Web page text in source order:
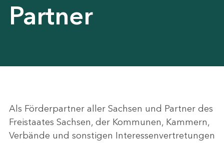
Partner
Als Förderpartner aller Sachsen und Partner des
Freistaates Sachsen, der Kommunen, Kammern,
Verbände und sonstigen Interessenvertretungen